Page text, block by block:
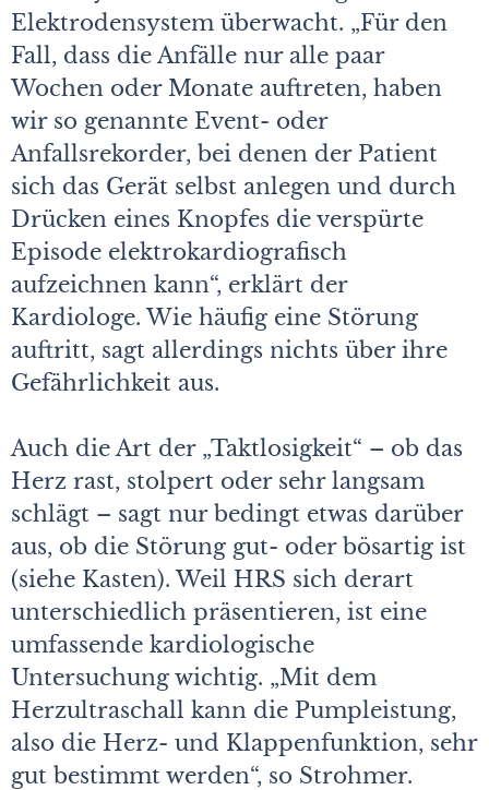
Elektrodensystem überwacht. „Für den
Fall, dass die Anfälle nur alle paar
Wochen oder Monate auftreten, haben
wir so genannte Event- oder
Anfallsrekorder, bei denen der Patient
sich das Gerät selbst anlegen und durch
Drücken eines Knopfes die verspürte
Episode elektrokardiografisch
aufzeichnen kann“, erklärt der
Kardiologe. Wie häufig eine Störung
auftritt, sagt allerdings nichts über ihre
Gefährlichkeit aus.
Auch die Art der „Taktlosigkeit“ – ob das
Herz rast, stolpert oder sehr langsam
schlägt – sagt nur bedingt etwas darüber
aus, ob die Störung gut- oder bösartig ist
(siehe Kasten). Weil HRS sich derart
unterschiedlich präsentieren, ist eine
umfassende kardiologische
Untersuchung wichtig. „Mit dem
Herzultraschall kann die Pumpleistung,
also die Herz- und Klappenfunktion, sehr
gut bestimmt werden“, so Strohmer.